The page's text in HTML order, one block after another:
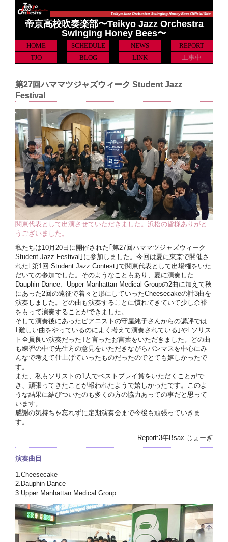
帝京高校吹奏楽部〜Teikyo Jazz Orchestra
Swinging Honey Bees〜
HOME SCHEDULE NEWS
REPORT
TJO
BLOG LINK 工事中
第27回ハママツジャズウィーク Student Jazz
Festival
関東代表として出演させていただきました。浜松の皆様ありがと
うございました。
私たちは10月20日に開催された｢第27回ハママツジャズウィーク
Student Jazz Festival｣に参加しました。今回は夏に東京で開催さ
れた｢第1回 Student Jazz Contest｣で関東代表として出場権をいた
だいての参加でした。そのようなこともあり、夏に演奏した
Dauphin Dance、Upper Manhattan Medical Groupの2曲に加えて秋
にあった2回の遠征で着々と形にしていったCheesecakeの計3曲を
演奏しました。どの曲も演奏することに慣れてきていて少し余裕
をもって演奏することができました。
そして演奏後にあったピアニストの守屋純子さんからの講評では
｢難しい曲をやっているのによく考えて演奏されている｣や｢ソリス
ト全員良い演奏だった｣と言ったお言葉をいただきました。どの曲
も練習の中で先生方の意見をいただきながらバンマスを中心にみ
んなで考えて仕上げていったものだったのでとても嬉しかったで
す。
また、私もソリストの1人でベストプレイ賞をいただくことがで
き、頑張ってきたことが報われたようで嬉しかったです。このよ
うな結果に結びついたのも多くの方の協力あっての事だと思って
います。
感謝の気持ちを忘れずに定期演奏会まで今後も頑張っていきま
す。
Report:3年Bsax じょーぎ
演奏曲目
1.Cheesecake
2.Dauphin Dance
3.Upper Manhattan Medical Group